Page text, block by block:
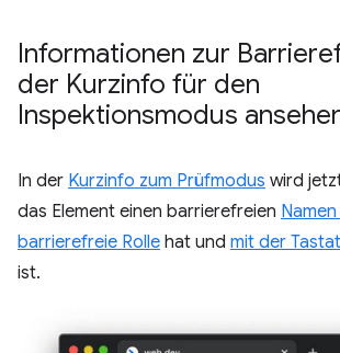
Informationen zur
der Kurzinfo für den
Inspektionsmodus
In der Kurzinfo zum Prüfmodus wird
das Element einen barrierefreien
barrierefreie Rolle hat und mit der
ist.